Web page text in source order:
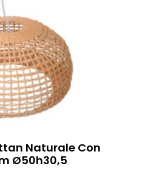
Naturale Con
Ø50h30,5